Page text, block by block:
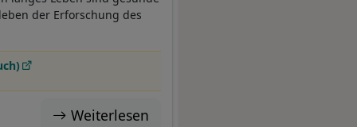
der Erforschung des
Weiterlesen